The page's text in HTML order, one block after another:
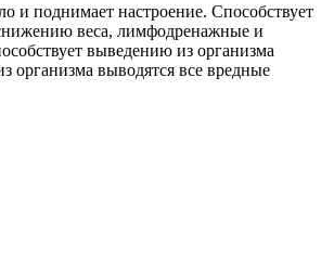
и поднимает настроение. Способствует
веса, лимфодренажные и
выведению из организма
организма выводятся все вредные